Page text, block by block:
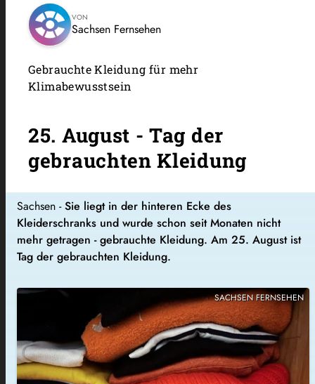
VON
Sachsen Fernsehen
Gebrauchte Kleidung für mehr
Klimabewusstsein
25. August - Tag der
gebrauchten Kleidung
Sachsen -Sie liegt in der hinteren Ecke des
Kleiderschranks und wurde schon seit Monaten nicht
mehr getragen - gebrauchte Kleidung. Am 25. August ist
Tag der gebrauchten Kleidung.
SACHSEN FERNSEHEN